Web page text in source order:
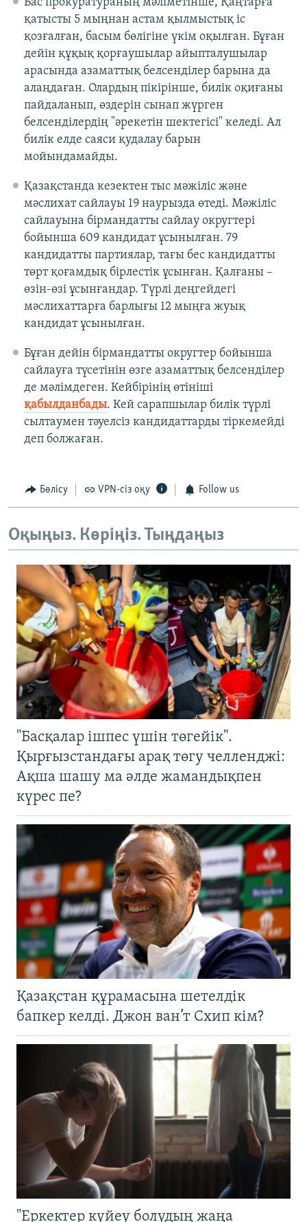
Бас прокуратураның мәліметінше, Қаңтарға
қатысты 5 мыңнан астам қылмыстық іс
қозғалған, басым бөлігіне үкім оқылған. Бұған
дейін құқық қорғаушылар айыпталушылар
арасында азаматтық белсенділер барына да
алаңдаған. Олардың пікірінше, билік оқиғаны
пайдаланып, өздерін сынап жүрген
белсенділердің "әрекетін шектегісі" келеді. Ал
билік елде саяси қудалау барын
мойындамайды.
Қазақстанда кезектен тыс мәжіліс және
мәслихат сайлауы 19 наурызда өтеді. Мәжіліс
сайлауына бірмандатты сайлау округтері
бойынша 609 кандидат ұсынылған. 79
кандидатты партиялар, тағы бес кандидатты
төрт қоғамдық бірлестік ұсынған. Қалғаны –
өзін-өзі ұсынғандар. Түрлі деңгейдегі
мәслихаттарға барлығы 12 мыңға жуық
кандидат ұсынылған.
Бұған дейін бірмандатты округтер бойынша
сайлауға түсетінін өзге азаматтық белсенділер
де мәлімдеген. Кейбірінің өтініші
қабылданбады. Кей сарапшылар билік түрлі
сылтаумен тәуелсіз кандидаттарды тіркемейді
деп болжаған.
Бөлісу VPN-сіз оқу Follow us
Оқыңыз. Көріңіз. Тыңдаңыз
"Басқалар ішпес үшін төгейік".
Қырғызстандағы арақ төгу челленджі:
Ақша шашу ма әлде жамандықпен
күрес пе?
Қазақстан құрамасына шетелдік
бапкер келді. Джон ван’т Схип кім?
"Еркектер күйеу болудың жаңа